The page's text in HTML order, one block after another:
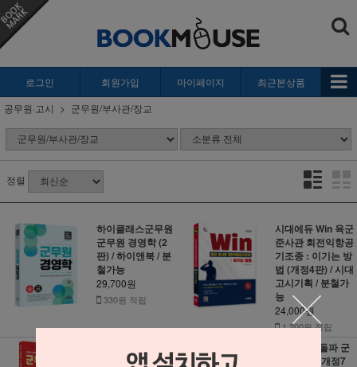
로그인 회원가입 마이페이지
최근본상품
공무원·고시
군무원/부사관/장교
정렬
하이클래스군무원
군무원 경영학 (2
판) / 하이앤북 / 분
철가능
29,700원
330원 적립
시대에듀 Win 육군
준사관 회전익항공
기조종 : 이기는 방
법 (개정4판) / 시대
고시기획 / 분철가
능
24,000원
1,200원 적립
직렬 7개년 기출문
2027 전면돌파 군
무원 면접 (개정7